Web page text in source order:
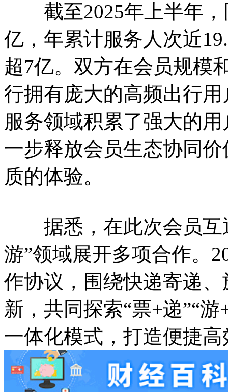
截至2025年上半年，
亿，年累计服务人次近
超7亿。双方在会员规模
行拥有庞大的高频出行
服务领域积累了强大的
一步释放会员生态协同
质的体验。
据悉，在此次会员互
游”领域展开多项合作。
作协议，围绕快递寄递
新，共同探索“票+递”“
一体化模式，打造便捷